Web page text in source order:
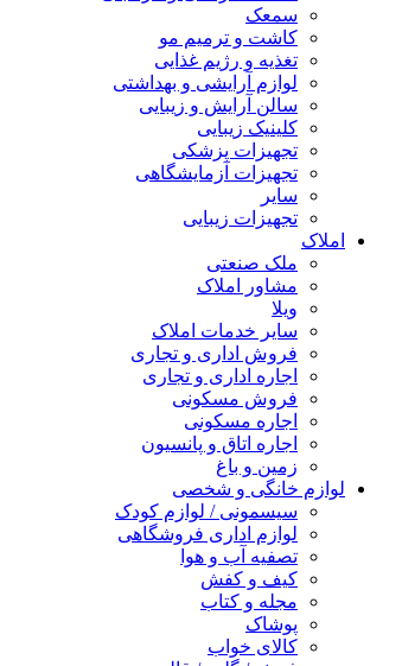
سمعک
کاشت و ترمیم مو
تغذیه و رژیم غذایی
لوازم آرایشی و بهداشتی
سالن آرایش و زیبایی
کلینیک زیبایی
تجهیزات پزشکی
تجهیزات آزمایشگاهی
سایر
تجهیزات زیبایی
املاک
ملک صنعتی
مشاور املاک
ویلا
سایر خدمات املاک
فروش اداری و تجاری
اجاره اداری و تجاری
فروش مسکونی
اجاره مسکونی
اجاره اتاق و پانسیون
زمین و باغ
لوازم خانگی و شخصی
سیسمونی / لوازم کودک
لوازم اداری فروشگاهی
تصفیه آب و هوا
کیف و کفش
مجله و کتاب
پوشاک
کالای خواب